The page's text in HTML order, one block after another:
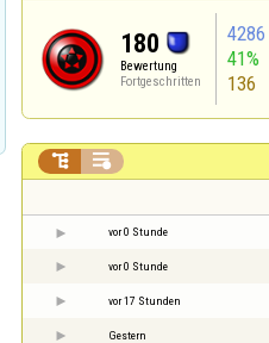
180
Bewertung
Fortgeschritten
4286
41%
136
 
vor 0 Stunde
vor 0 Stunde
vor 17 Stunden
Gestern